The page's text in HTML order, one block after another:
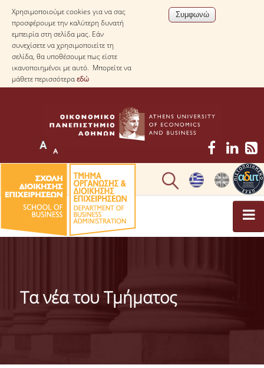
Χρησιμοποιούμε cookies για να σας
προσφέρουμε την καλύτερη δυνατή
εμπειρία στη σελίδα μας. Εάν
συνεχίσετε να χρησιμοποιείτε τη
σελίδα, θα υποθέσουμε πως είστε
ικανοποιημένοι με αυτό. Μπορείτε να
μάθετε περισσότεραεδώ
ΤΟ ΤΜΗΜΑ
ΧΑΙΡΕΤΙΣΜΟΣ ΠΡΟΕΔΡΟΥ
Τα νέα του Τμήματος